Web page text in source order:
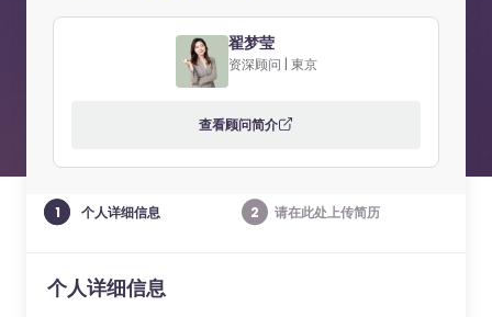
翟梦莹
资深顾问 | 東京
查看顾问简介
1 个人详细信息 2 请在此处上传简历
个人详细信息